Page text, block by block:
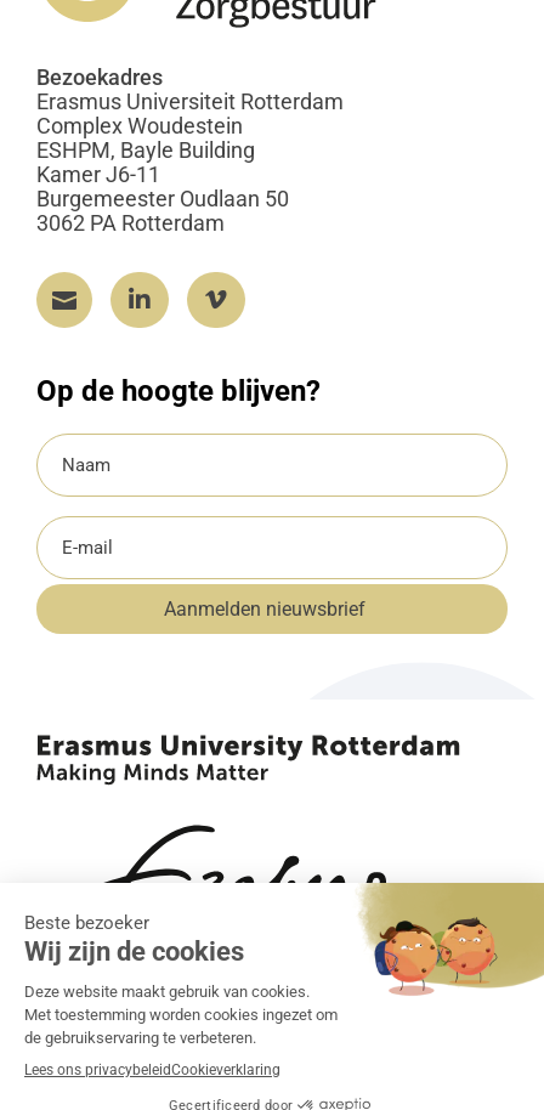
Bezoekadres
Erasmus Universiteit Rotterdam
Complex Woudestein
ESHPM, Bayle Building
Kamer J6-11
Burgemeester Oudlaan 50
3062 PA Rotterdam
  
Op de hoogte blijven?
Naam
(Vereist)
E-
mailadres
(Vereist) Aanmelden nieuwsbrief
Algemene voorwaarden • Klachtenregeling
statement